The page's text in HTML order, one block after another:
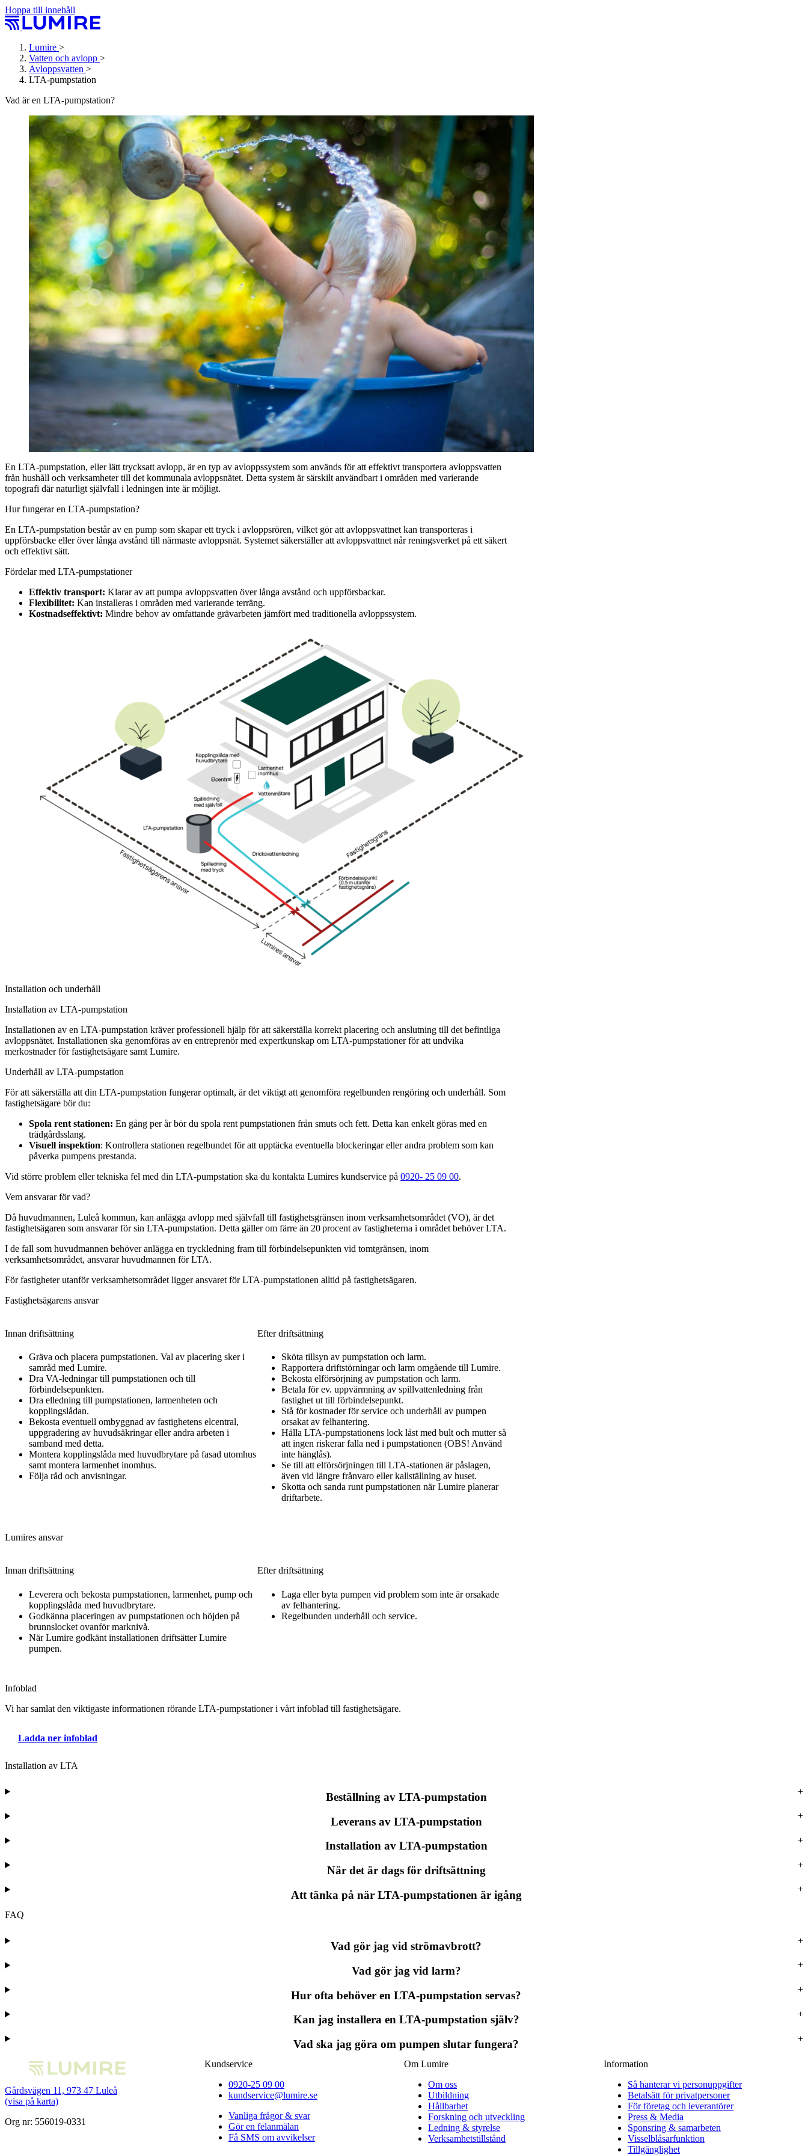
Hoppa till innehåll
Lumire >
Vatten och avlopp >
Avloppsvatten >
LTA-pumpstation
Vad är en LTA-pumpstation?
En LTA-pumpstation, eller lätt trycksatt avlopp, är en typ av avloppssystem som används för att effektivt transportera avloppsvatten
från hushåll och verksamheter till det kommunala avloppsnätet. Detta system är särskilt användbart i områden med varierande
topografi där naturligt självfall i ledningen inte är möjligt.
Hur fungerar en LTA-pumpstation?
En LTA-pumpstation består av en pump som skapar ett tryck i avloppsrören, vilket gör att avloppsvattnet kan transporteras i
uppförsbacke eller över långa avstånd till närmaste avloppsnät. Systemet säkerställer att avloppsvattnet når reningsverket på ett säkert
och effektivt sätt.
Fördelar med LTA-pumpstationer
Effektiv transport: Klarar av att pumpa avloppsvatten över långa avstånd och uppförsbackar.
Flexibilitet: Kan installeras i områden med varierande terräng.
Kostnadseffektivt: Mindre behov av omfattande grävarbeten jämfört med traditionella avloppssystem.
Installation och underhåll
Installation av LTA-pumpstation
Installationen av en LTA-pumpstation kräver professionell hjälp för att säkerställa korrekt placering och anslutning till det befintliga
avloppsnätet. Installationen ska genomföras av en entreprenör med expertkunskap om LTA-pumpstationer för att undvika
merkostnader för fastighetsägare samt Lumire.
Underhåll av LTA-pumpstation
För att säkerställa att din LTA-pumpstation fungerar optimalt, är det viktigt att genomföra regelbunden rengöring och underhåll. Som
fastighetsägare bör du:
Spola rent stationen: En gång per år bör du spola rent pumpstationen från smuts och fett. Detta kan enkelt göras med en
trädgårdsslang.
Visuell inspektion: Kontrollera stationen regelbundet för att upptäcka eventuella blockeringar eller andra problem som kan
påverka pumpens prestanda.
Vid större problem eller tekniska fel med din LTA-pumpstation ska du kontakta Lumires kundservice på 0920- 25 09 00.
Vem ansvarar för vad?
Då huvudmannen, Luleå kommun, kan anlägga avlopp med självfall till fastighetsgränsen inom verksamhetsområdet (VO), är det
fastighetsägaren som ansvarar för sin LTA-pumpstation. Detta gäller om färre än 20 procent av fastigheterna i området behöver LTA.
I de fall som huvudmannen behöver anlägga en tryckledning fram till förbindelsepunkten vid tomtgränsen, inom
verksamhetsområdet, ansvarar huvudmannen för LTA.
För fastigheter utanför verksamhetsområdet ligger ansvaret för LTA-pumpstationen alltid på fastighetsägaren.
Fastighetsägarens ansvar
Innan driftsättning
Gräva och placera pumpstationen. Val av placering sker i
samråd med Lumire.
Dra VA-ledningar till pumpstationen och till
förbindelsepunkten.
Dra elledning till pumpstationen, larmenheten och
kopplingslådan.
Bekosta eventuell ombyggnad av fastighetens elcentral,
uppgradering av huvudsäkringar eller andra arbeten i
samband med detta.
Montera kopplingslåda med huvudbrytare på fasad utomhus
samt montera larmenhet inomhus.
Följa råd och anvisningar.
Efter driftsättning
Sköta tillsyn av pumpstation och larm.
Rapportera driftstörningar och larm omgående till Lumire.
Bekosta elförsörjning av pumpstation och larm.
Betala för ev. uppvärmning av spillvattenledning från
fastighet ut till förbindelsepunkt.
Stå för kostnader för service och underhåll av pumpen
orsakat av felhantering.
Hålla LTA-pumpstationens lock låst med bult och mutter så
att ingen riskerar falla ned i pumpstationen (OBS! Använd
inte hänglås).
Se till att elförsörjningen till LTA-stationen är påslagen,
även vid längre frånvaro eller kallställning av huset.
Skotta och sanda runt pumpstationen när Lumire planerar
driftarbete.
Lumires ansvar
Innan driftsättning
Leverera och bekosta pumpstationen, larmenhet, pump och
kopplingslåda med huvudbrytare.
Godkänna placeringen av pumpstationen och höjden på
brunnslocket ovanför marknivå.
När Lumire godkänt installationen driftsätter Lumire
pumpen.
Efter driftsättning
Laga eller byta pumpen vid problem som inte är orsakade
av felhantering.
Regelbunden underhåll och service.
Infoblad
Vi har samlat den viktigaste informationen rörande LTA-pumpstationer i vårt infoblad till fastighetsägare.
Ladda ner infoblad
Installation av LTA
Beställning av LTA-pumpstation
Leverans av LTA-pumpstation
Installation av LTA-pumpstation
När det är dags för driftsättning
Att tänka på när LTA-pumpstationen är igång
FAQ
Vad gör jag vid strömavbrott?
Vad gör jag vid larm?
Hur ofta behöver en LTA-pumpstation servas?
Kan jag installera en LTA-pumpstation själv?
Vad ska jag göra om pumpen slutar fungera?
Gårdsvägen 11, 973 47 Luleå
(visa på karta)
Org nr: 556019-0331
Kundservice
0920-25 09 00
kundservice@lumire.se
Vanliga frågor & svar
Gör en felanmälan
Få SMS om avvikelser
Om Lumire
Om oss
Utbildning
Hållbarhet
Forskning och utveckling
Ledning & styrelse
Verksamhetstillstånd
Information
Så hanterar vi personuppgifter
Betalsätt för privatpersoner
För företag och leverantörer
Press & Media
Sponsring & samarbeten
Visselblåsarfunktion
Tillgänglighet